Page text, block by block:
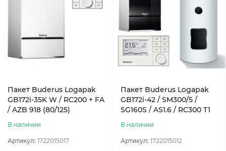
Пакет Buderus Logapak
GB172i-35K W / RC200 + FA
/ AZB 918 (80/125)
В наличии
Артикул: 1722015017
Пакет Buderus Logapak
GB172i-42 / SM300/5 /
SG160S / AS1.6 / RC300 T1
В наличии
Артикул: 1722015012